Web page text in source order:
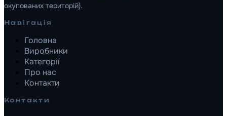
окупованих територій).
Навігація
Головна
Виробники
Категорії
Про нас
Контакти
Контакти